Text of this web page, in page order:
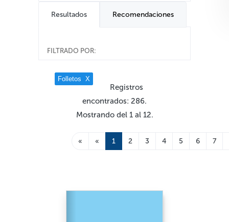
Resultados Recomendaciones
FILTRADO POR:
Folletos X
Registros
encontrados: 286.
Mostrando del 1 al 12.
« « 1 2 3 4 5 6 7